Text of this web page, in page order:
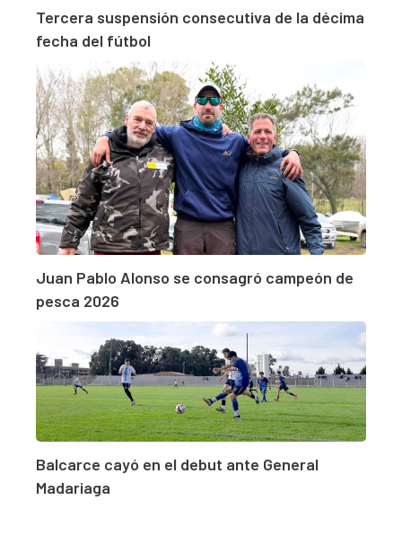
Tercera suspensión consecutiva de la décima
fecha del fútbol
Juan Pablo Alonso se consagró campeón de
pesca 2026
Balcarce cayó en el debut ante General
Madariaga